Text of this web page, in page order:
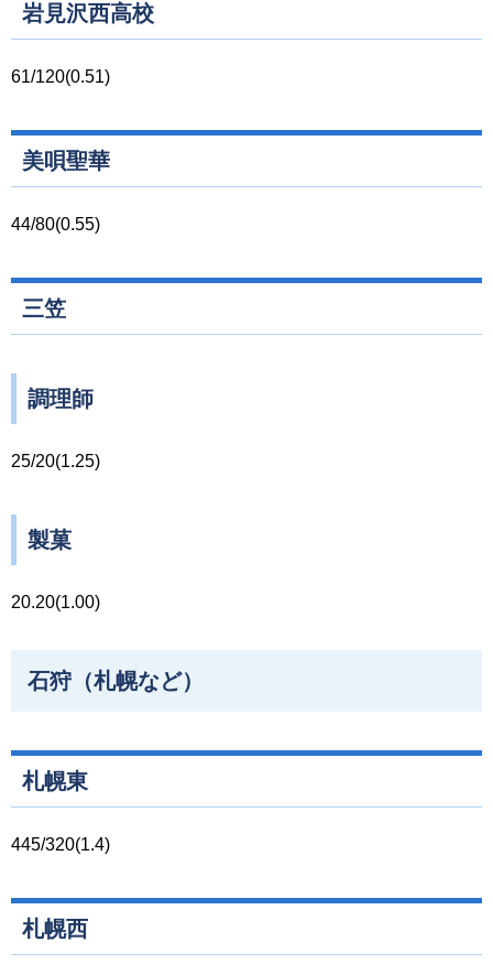
岩見沢西高校
61/120(0.51)
美唄聖華
44/80(0.55)
三笠
調理師
25/20(1.25)
製菓
20.20(1.00)
石狩（札幌など）
札幌東
445/320(1.4)
札幌西